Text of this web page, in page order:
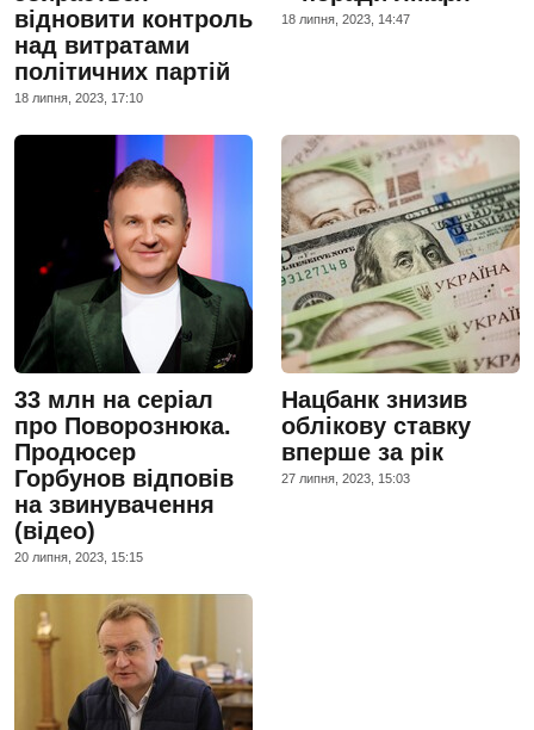
відновити контроль
над витратами
політичних партій
18 липня, 2023, 17:10
18 липня, 2023, 14:47
33 млн на серіал
про Поворознюка.
Продюсер
Горбунов відповів
на звинувачення
(відео)
20 липня, 2023, 15:15
Нацбанк знизив
облікову ставку
вперше за рік
27 липня, 2023, 15:03